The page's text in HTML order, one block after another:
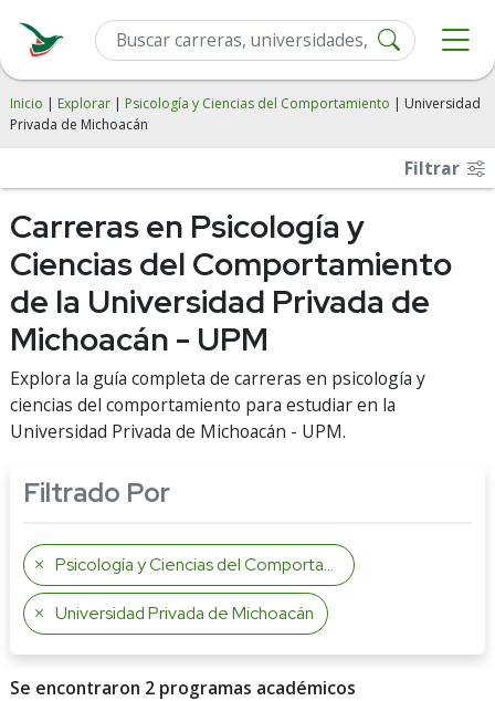
Inicio | Explorar | Psicología y Ciencias del Comportamiento | Universidad
Privada de Michoacán
Filtrar
Carreras en Psicología y
Ciencias del Comportamiento
de la Universidad Privada de
Michoacán - UPM
Explora la guía completa de carreras en psicología y
ciencias del comportamiento para estudiar en la
Universidad Privada de Michoacán - UPM.
Filtrado Por
Psicología y Ciencias del Comportamiento
Universidad Privada de Michoacán
Se encontraron 2 programas académicos